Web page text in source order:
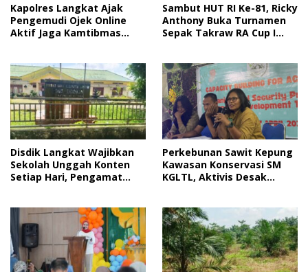
Kapolres Langkat Ajak
Pengemudi Ojek Online
Aktif Jaga Kamtibmas
Sambut HUT RI Ke-81, Ricky
Anthony Buka Turnamen
Sepak Takraw RA Cup I
Disdik Langkat Wajibkan
Sekolah Unggah Konten
Setiap Hari, Pengamat
Perkebunan Sawit Kepung
Kawasan Konservasi SM
KGLTL, Aktivis Desak